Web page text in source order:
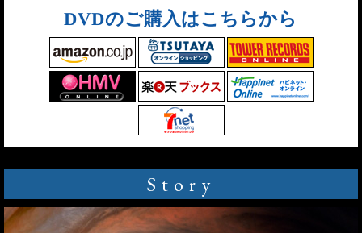
DVDのご購入はこちらから
Story